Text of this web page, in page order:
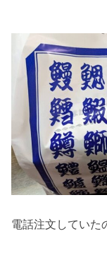
電話注文していた